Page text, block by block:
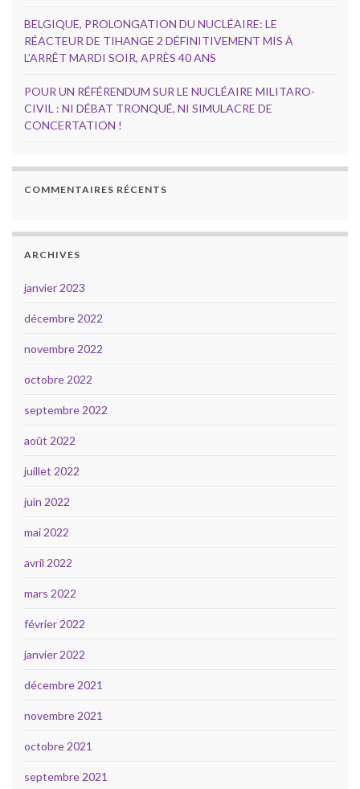
BELGIQUE, PROLONGATION DU NUCLÉAIRE: LE
RÉACTEUR DE TIHANGE 2 DÉFINITIVEMENT MIS À
L’ARRÊT MARDI SOIR, APRÈS 40 ANS
POUR UN RÉFÉRENDUM SUR LE NUCLÉAIRE MILITARO-
CIVIL : NI DÉBAT TRONQUÉ, NI SIMULACRE DE
CONCERTATION !
COMMENTAIRES RÉCENTS
ARCHIVES
janvier 2023
décembre 2022
novembre 2022
octobre 2022
septembre 2022
août 2022
juillet 2022
juin 2022
mai 2022
avril 2022
mars 2022
février 2022
janvier 2022
décembre 2021
novembre 2021
octobre 2021
septembre 2021